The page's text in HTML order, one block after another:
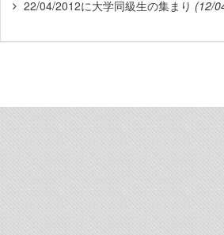
22/04/2012に大学同級生の集まり (12/